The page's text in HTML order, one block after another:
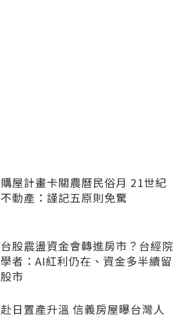
購屋計畫卡關農曆民俗月 21世紀
不動產：謹記五原則免驚
台股震盪資金會轉進房市？台經院
學者：AI紅利仍在、資金多半續留
股市
赴日置產升溫 信義房屋曝台灣人